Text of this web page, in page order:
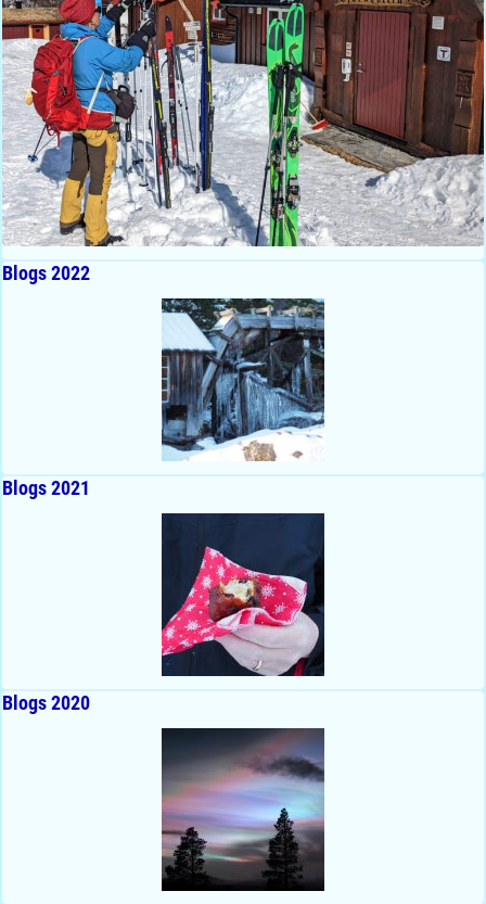
Blogs 2022
Blogs 2021
Blogs 2020